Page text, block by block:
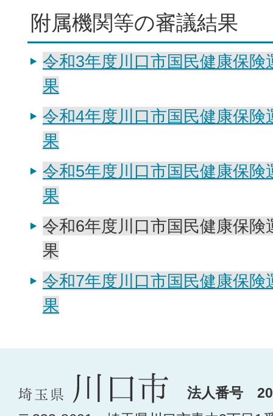
附属機関等の審議結果
令和3年度川口市国民健康保険
果
令和4年度川口市国民健康保険
果
令和5年度川口市国民健康保険
果
令和6年度川口市国民健康保険
果
令和7年度川口市国民健康保険
果
法人番号